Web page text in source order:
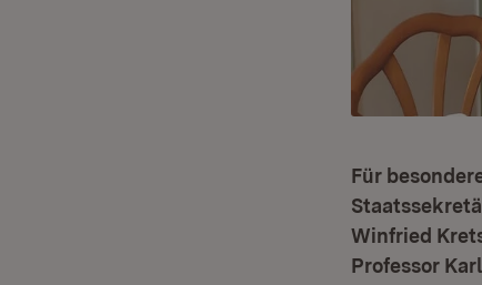
Für
Winfried
Professor